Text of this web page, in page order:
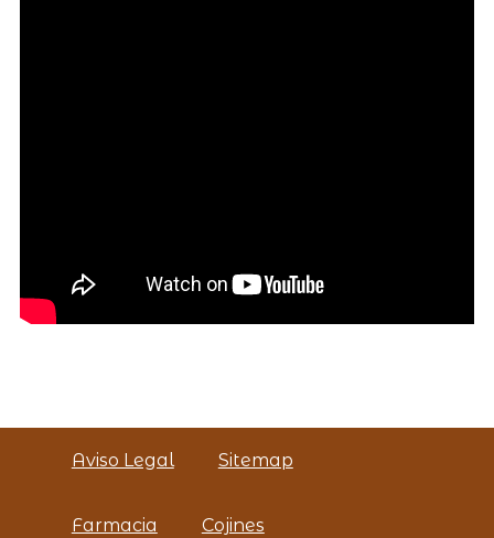
Aviso Legal Sitemap
Farmacia Cojines